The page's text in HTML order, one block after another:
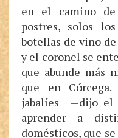
en el camino
postres, solos
botellas de vino de
y el coronel se
que abunde más
que en
jabalíes —dijo el
aprender a
domésticos, que